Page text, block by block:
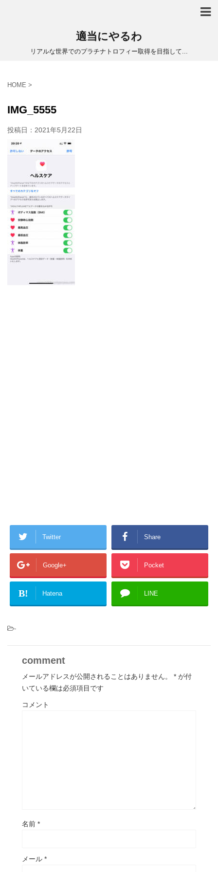
適当にやるわ
リアルな世界でのプラチナトロフィー取得を目指して...
HOME >
IMG_5555
投稿日： 2021年5月22日
Twitter Share
Google+ Pocket
B! Hatena LINE
-
comment
メールアドレスが公開されることはありません。 * が付
いている欄は必須項目です
コメント
名前 *
メール *